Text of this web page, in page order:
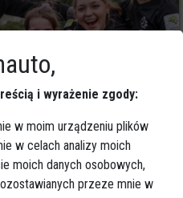
i wyrażenie zgody:
w moim urządzeniu plików
w celach analizy moich
moich danych osobowych,
przeze mnie w